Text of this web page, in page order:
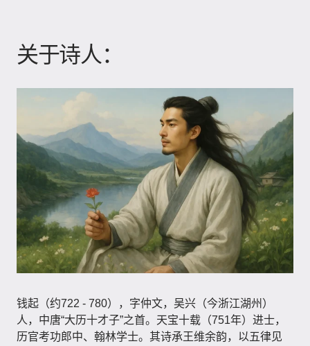
关于诗人：
钱起（约722 - 780），字仲文，吴兴（今浙江湖州）
人，中唐“大历十才子”之首。天宝十载（751年）进士，
历官考功郎中、翰林学士。其诗承王维余韵，以五律见